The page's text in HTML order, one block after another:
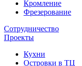
Кромление
Фрезерование
Сотрудничество
Проекты
Кухни
Островки в ТЦ